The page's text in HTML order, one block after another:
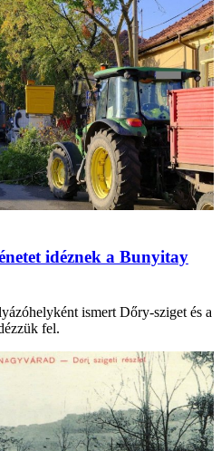
idéznek a Bunyitay
ismert Dőry-sziget és a
fel.